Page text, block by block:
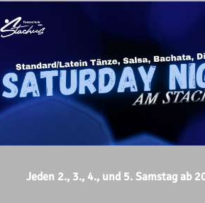
Jeden 2., 3., 4., und 5. Samstag ab